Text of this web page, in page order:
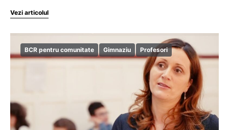
Vezi articolul
BCR pentru comunitate Gimnaziu Profesori